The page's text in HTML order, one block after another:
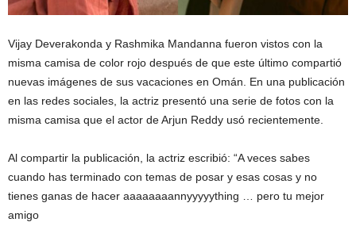
Vijay Deverakonda y Rashmika Mandanna fueron vistos con la
misma camisa de color rojo después de que este último compartió
nuevas imágenes de sus vacaciones en Omán. En una publicación
en las redes sociales, la actriz presentó una serie de fotos con la
misma camisa que el actor de Arjun Reddy usó recientemente.
Al compartir la publicación, la actriz escribió: “A veces sabes
cuando has terminado con temas de posar y esas cosas y no
tienes ganas de hacer aaaaaaaannyyyyything … pero tu mejor
amigo